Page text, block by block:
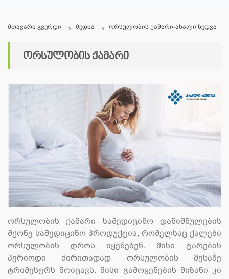
მთავარი გვერდი მედია ორსულობის ქამარი-ახალი ხედვა
ორსულობის ქამარი
ორსულობის ქამარი სამედიცინო დანიშნულების
მქონე სამედიცინო პროდუქტია, რომელსაც ქალები
ორსულობის დროს იყენებენ. მისი ტარების
პერიოდი ძირითადად ორსულობის მესამე
ტრიმესტრს მოიცავს. მისი გამოყენების მიზანი კი